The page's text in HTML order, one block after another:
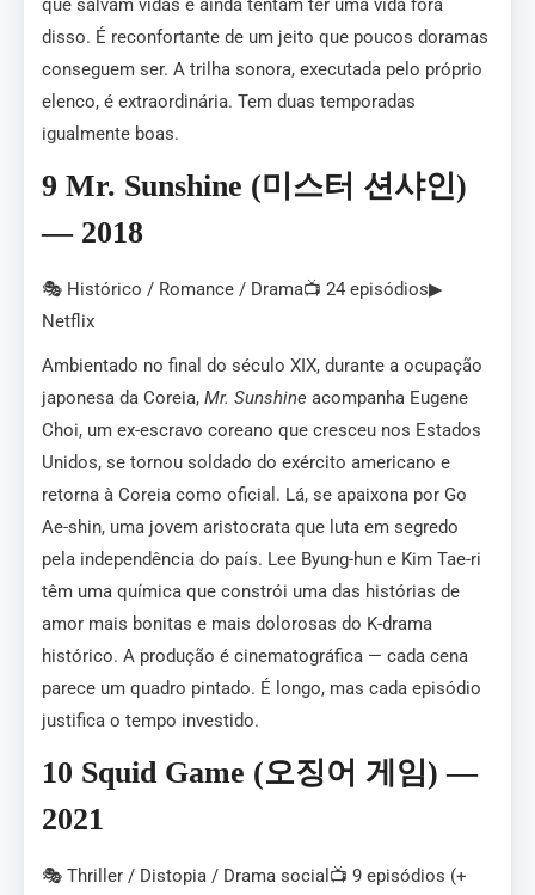
que salvam vidas e ainda tentam ter uma vida fora
disso. É reconfortante de um jeito que poucos doramas
conseguem ser. A trilha sonora, executada pelo próprio
elenco, é extraordinária. Tem duas temporadas
igualmente boas.
9 Mr. Sunshine (미스터 션샤인)
— 2018
🎭 Histórico / Romance / Drama📺 24 episódios▶
Netflix
Ambientado no final do século XIX, durante a ocupação
japonesa da Coreia, Mr. Sunshine acompanha Eugene
Choi, um ex-escravo coreano que cresceu nos Estados
Unidos, se tornou soldado do exército americano e
retorna à Coreia como oficial. Lá, se apaixona por Go
Ae-shin, uma jovem aristocrata que luta em segredo
pela independência do país. Lee Byung-hun e Kim Tae-ri
têm uma química que constrói uma das histórias de
amor mais bonitas e mais dolorosas do K-drama
histórico. A produção é cinematográfica — cada cena
parece um quadro pintado. É longo, mas cada episódio
justifica o tempo investido.
10 Squid Game (오징어 게임) —
2021
🎭 Thriller / Distopia / Drama social📺 9 episódios (+